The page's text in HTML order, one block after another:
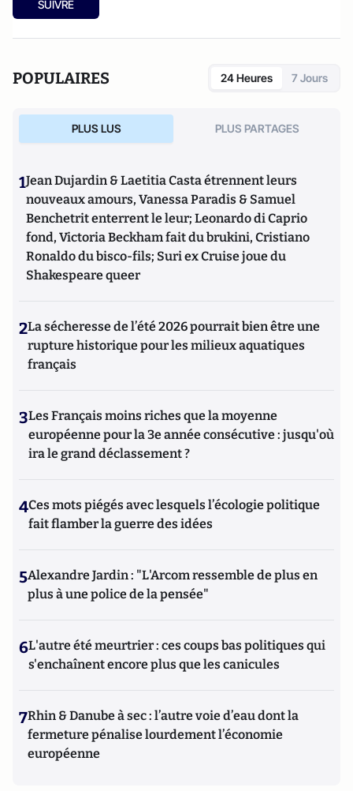
SUIVRE
POPULAIRES 24 Heures 7 Jours
PLUS LUS PLUS PARTAGES
1Jean Dujardin & Laetitia Casta étrennent leurs
nouveaux amours, Vanessa Paradis & Samuel
Benchetrit enterrent le leur; Leonardo di Caprio
fond, Victoria Beckham fait du brukini, Cristiano
Ronaldo du bisco-fils; Suri ex Cruise joue du
Shakespeare queer
2La sécheresse de l’été 2026 pourrait bien être une
rupture historique pour les milieux aquatiques
français
3Les Français moins riches que la moyenne
européenne pour la 3e année consécutive : jusqu'où
ira le grand déclassement ?
4Ces mots piégés avec lesquels l’écologie politique
fait flamber la guerre des idées
5Alexandre Jardin : "L'Arcom ressemble de plus en
plus à une police de la pensée"
6L'autre été meurtrier : ces coups bas politiques qui
s'enchaînent encore plus que les canicules
7Rhin & Danube à sec : l’autre voie d’eau dont la
fermeture pénalise lourdement l’économie
européenne